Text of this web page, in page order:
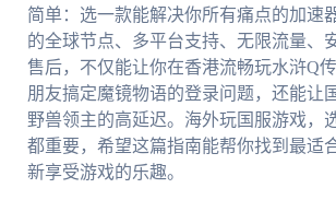
简单：选一款能解决你所有痛点的加速器
的全球节点、多平台支持、无限流量、
售后，不仅能让你在香港流畅玩水浒Q
朋友搞定魔镜物语的登录问题，还能让
野兽领主的高延迟。海外玩国服游戏，
都重要，希望这篇指南能帮你找到最适
新享受游戏的乐趣。